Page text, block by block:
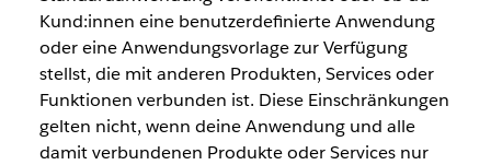
Kund:innen eine benutzerdefinierte Anwendung
oder eine Anwendungsvorlage zur Verfügung
stellst, die mit anderen Produkten, Services oder
Funktionen verbunden ist. Diese Einschränkungen
gelten nicht, wenn deine Anwendung und alle
damit verbundenen Produkte oder Services nur